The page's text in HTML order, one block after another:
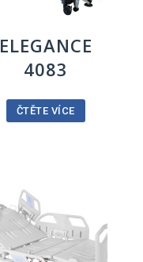
ELEGANCE
4083
ČTĚTE VÍCE